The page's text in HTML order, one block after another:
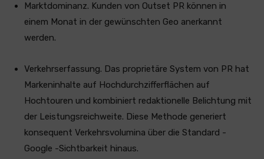
Marktdominanz. Kunden von Outset PR können in
einem Monat in der gewünschten Geo anerkannt
werden.
Verkehrserfassung. Das proprietäre System von PR hat
Markeninhalte auf Hochdurchzifferflächen auf
Hochtouren und kombiniert redaktionelle Belichtung mit
der Leistungsreichweite. Diese Methode generiert
konsequent Verkehrsvolumina über die Standard -
Google -Sichtbarkeit hinaus.